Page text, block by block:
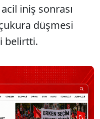
iniş sonrası
düşmesi
belirtti.